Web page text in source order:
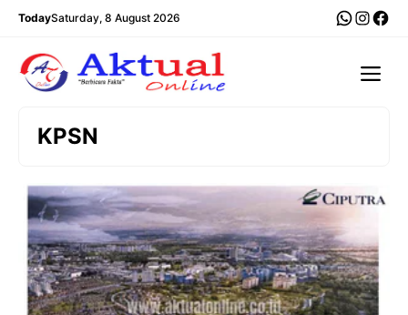
Langsung
TodaySaturday, 8 August 2026
KPSN